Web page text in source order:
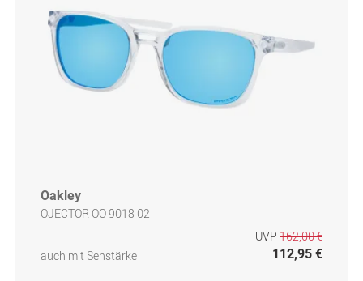
Oakley
OJECTOR OO 9018 02
auch mit Sehstärke
UVP 162,00 €
112,95 €